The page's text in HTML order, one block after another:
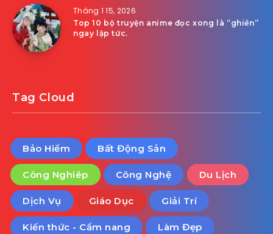
Tháng 1 15, 2026
Top 10 bộ truyện anime đọc xong là “ghiền”
ngay lập tức.
Tag Cloud
Bảo Hiểm Bất Động Sản
Công Nghiêp Công Nghệ Du Lịch
Dịch Vụ Giáo Dục Giải Trí
Kiến thức - Cẩm nang Làm Đẹp